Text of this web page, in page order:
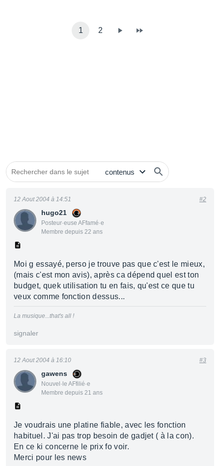
1 2
hugo21
Posteur·euse AFfamé·e
Membre depuis 22 ans
12 Aout 2004 à 14:51 #2
Moi g essayé, perso je trouve pas que c'est le mieux,
(mais c'est mon avis), après ca dépend quel est ton
budget, quek utilisation tu en fais, qu'est ce que tu
veux comme fonction dessus...
La musique...that's all !
signaler
gawens
Nouvel·le AFfilié·e
Membre depuis 21 ans
12 Aout 2004 à 16:10 #3
Je voudrais une platine fiable, avec les fonction
habituel. J'ai pas trop besoin de gadjet ( à la con).
En ce ki concerne le prix fo voir.
Merci pour les news